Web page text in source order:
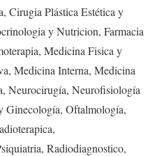
Cirugia Plástica Estética y
y Nutricion, Farmacia
Medicina Fisica y
Medicina Interna, Medicina
Neurocirugía, Neurofisiología
Ginecología, Oftalmología,
Radiodiagnostico,